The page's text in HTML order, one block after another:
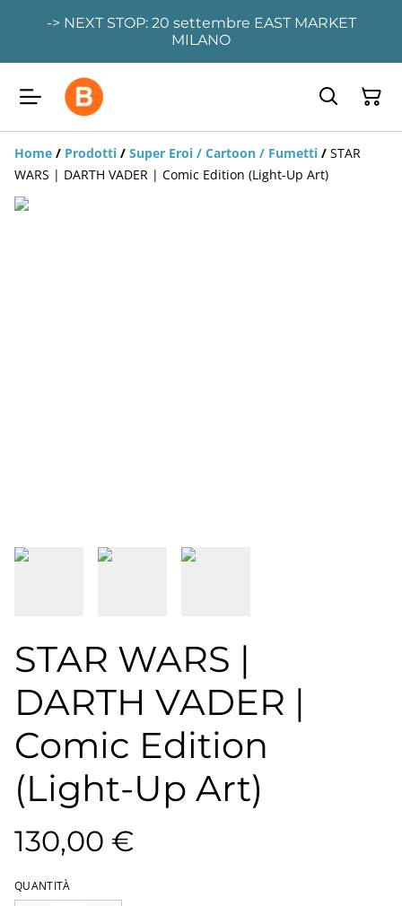
-> NEXT STOP: 20 settembre EAST MARKET
MILANO
Home / Prodotti / Super Eroi / Cartoon / Fumetti / STAR
WARS | DARTH VADER | Comic Edition (Light-Up Art)
STAR WARS |
DARTH VADER |
Comic Edition
(Light-Up Art)
130,00 €
QUANTITÀ